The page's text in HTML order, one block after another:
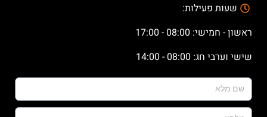
שעות פעילות:
ראשון - חמישי: 08:00 - 17:00
שישי וערבי חג: 08:00 - 14:00